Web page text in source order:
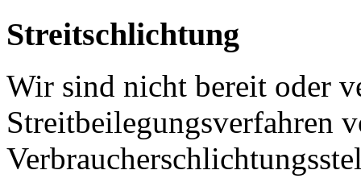
Streitschlichtung
Wir sind nicht bereit oder
Streitbeilegungsverfahren